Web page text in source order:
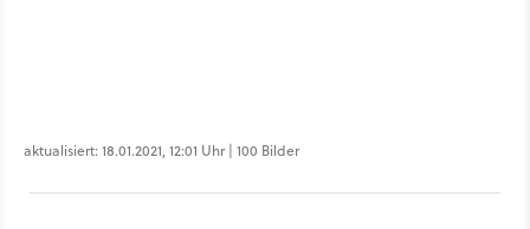
aktualisiert: 18.01.2021, 12:01 Uhr | 100 Bilder